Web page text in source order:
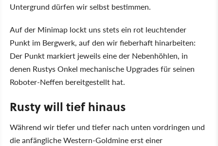
Untergrund dürfen wir selbst bestimmen.
Auf der Minimap lockt uns stets ein rot leuchtender
Punkt im Bergwerk, auf den wir fieberhaft hinarbeiten:
Der Punkt markiert jeweils eine der Nebenhöhlen, in
denen Rustys Onkel mechanische Upgrades für seinen
Roboter-Neffen bereitgestellt hat.
Rusty will tief hinaus
Während wir tiefer und tiefer nach unten vordringen und
die anfängliche Western-Goldmine erst einer